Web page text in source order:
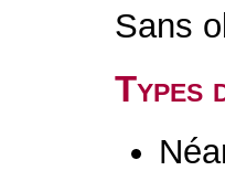
Sans
Types